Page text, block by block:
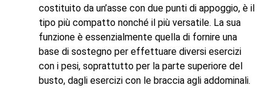
costituito da un’asse con due punti di appoggio, è il
tipo più compatto nonché il più versatile. La sua
funzione è essenzialmente quella di fornire una
base di sostegno per effettuare diversi esercizi
con i pesi, soprattutto per la parte superiore del
busto, dagli esercizi con le braccia agli addominali.